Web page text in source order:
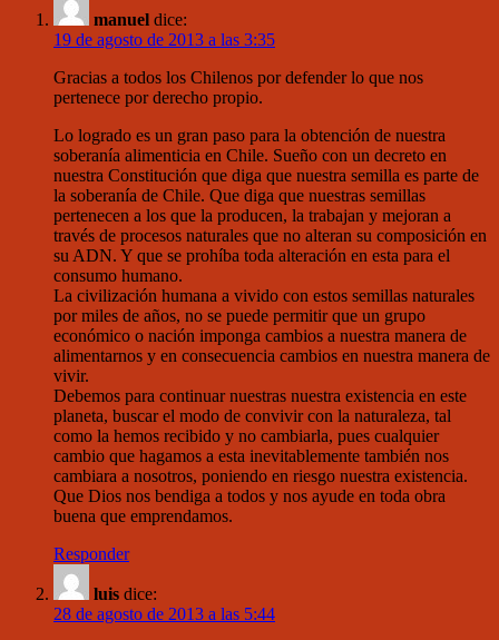
manuel dice:
19 de agosto de 2013 a las 3:35
Gracias a todos los Chilenos por defender lo que nos
pertenece por derecho propio.
Lo logrado es un gran paso para la obtención de nuestra
soberanía alimenticia en Chile. Sueño con un decreto en
nuestra Constitución que diga que nuestra semilla es parte de
la soberanía de Chile. Que diga que nuestras semillas
pertenecen a los que la producen, la trabajan y mejoran a
través de procesos naturales que no alteran su composición en
su ADN. Y que se prohíba toda alteración en esta para el
consumo humano.
La civilización humana a vivido con estos semillas naturales
por miles de años, no se puede permitir que un grupo
económico o nación imponga cambios a nuestra manera de
alimentarnos y en consecuencia cambios en nuestra manera de
vivir.
Debemos para continuar nuestras nuestra existencia en este
planeta, buscar el modo de convivir con la naturaleza, tal
como la hemos recibido y no cambiarla, pues cualquier
cambio que hagamos a esta inevitablemente también nos
cambiara a nosotros, poniendo en riesgo nuestra existencia.
Que Dios nos bendiga a todos y nos ayude en toda obra
buena que emprendamos.
Responder
luis dice:
28 de agosto de 2013 a las 5:44